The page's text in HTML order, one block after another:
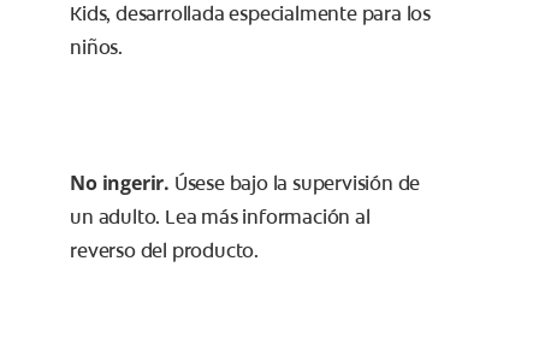
Kids, desarrollada especialmente para los
niños.
No ingerir. Úsese bajo la supervisión de
un adulto. Lea más información al
reverso del producto.